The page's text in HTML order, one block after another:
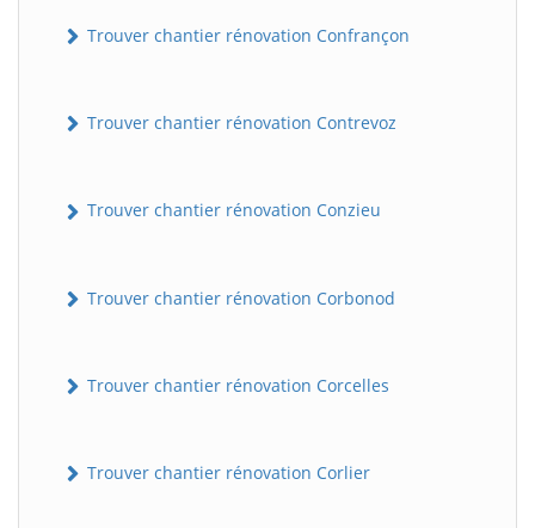
Trouver chantier rénovation Confrançon
Trouver chantier rénovation Contrevoz
Trouver chantier rénovation Conzieu
Trouver chantier rénovation Corbonod
Trouver chantier rénovation Corcelles
Trouver chantier rénovation Corlier
B Assistant en ligne